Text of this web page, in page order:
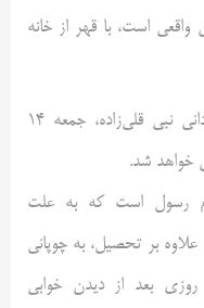
است، با قهر از خانه
فیلم تلویزیونی «پسرم رسول» به کارگردانی نبی قلی‌زاده، جمعه 14
رسول است که به علت
بر تحصیل، به چوپانی
بعد از دیدن خوابی